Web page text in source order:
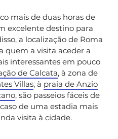
mais de duas horas de
excelente destino para
a localização de Roma
quem a visita aceder a
interessantes em pouco
de Calcata, à zona de
Villas, à praia de Anzio
, são passeios fáceis de
de uma estadia mais
visita à cidade.